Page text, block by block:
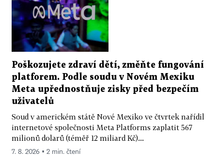
Poškozujete zdraví dětí, změňte fungování
platforem. Podle soudu v Novém Mexiku
Meta upřednostňuje zisky před bezpečím
uživatelů
Soud v americkém státě Nové Mexiko ve čtvrtek nařídil
internetové společnosti Meta Platforms zaplatit 567
milionů dolarů (téměř 12 miliard Kč)...
7. 8. 2026 ▪ 2 min. čtení